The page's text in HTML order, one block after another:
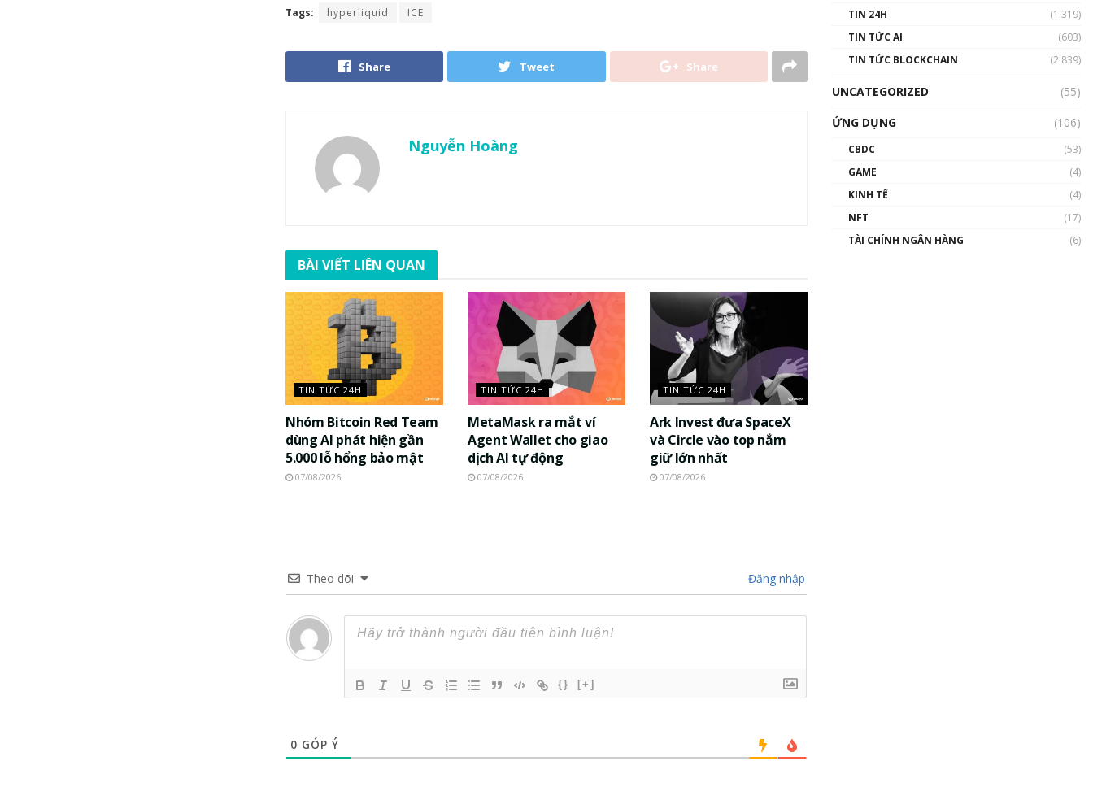
Tags: hyperliquid ICE
Share Tweet Share
Nguyễn Hoàng
BÀI VIẾT LIÊN QUAN
TIN TỨC 24H
Nhóm Bitcoin Red Team
dùng AI phát hiện gần
5.000 lỗ hổng bảo mật
07/08/2026
TIN TỨC 24H
MetaMask ra mắt ví
Agent Wallet cho giao
dịch AI tự động
07/08/2026
TIN TỨC 24H
Ark Invest đưa SpaceX
và Circle vào top nắm
giữ lớn nhất
07/08/2026
Theo dõi Đăng nhập
{} [+]
0 GÓP Ý
TIN 24H
(1.319)
TIN TỨC AI
(603)
TIN TỨC BLOCKCHAIN
(2.839)
UNCATEGORIZED
(55)
ỨNG DỤNG
(106)
CBDC
(53)
GAME
(4)
KINH TẾ
(4)
NFT
(17)
TÀI CHÍNH NGÂN HÀNG
(6)